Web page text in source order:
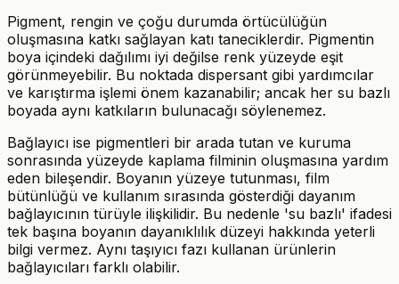
Pigment, rengin ve çoğu durumda örtücülüğün
oluşmasına katkı sağlayan katı taneciklerdir. Pigmentin
boya içindeki dağılımı iyi değilse renk yüzeyde eşit
görünmeyebilir. Bu noktada dispersant gibi yardımcılar
ve karıştırma işlemi önem kazanabilir; ancak her su bazlı
boyada aynı katkıların bulunacağı söylenemez.
Bağlayıcı ise pigmentleri bir arada tutan ve kuruma
sonrasında yüzeyde kaplama filminin oluşmasına yardım
eden bileşendir. Boyanın yüzeye tutunması, film
bütünlüğü ve kullanım sırasında gösterdiği dayanım
bağlayıcının türüyle ilişkilidir. Bu nedenle 'su bazlı' ifadesi
tek başına boyanın dayanıklılık düzeyi hakkında yeterli
bilgi vermez. Aynı taşıyıcı fazı kullanan ürünlerin
bağlayıcıları farklı olabilir.